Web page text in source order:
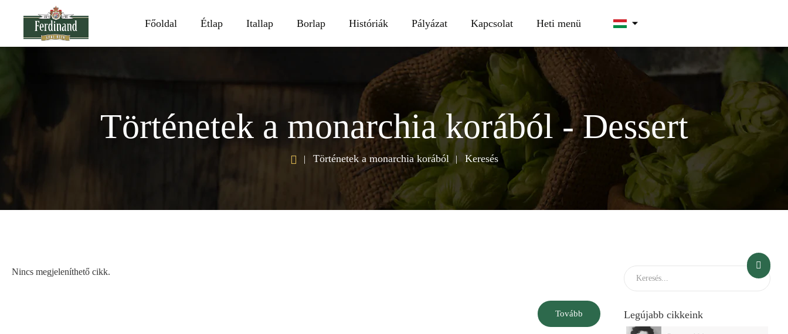
Főoldal Étlap Itallap Borlap Históriák Pályázat Kapcsolat Heti menü
Történetek a monarchia korából - Dessert
Történetek a monarchia korából Keresés
Nincs megjeleníthető cikk.
Tovább Legújabb cikkeink